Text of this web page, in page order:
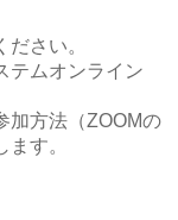
さい。
テムオンライン
加方法（ZOOMの
す。